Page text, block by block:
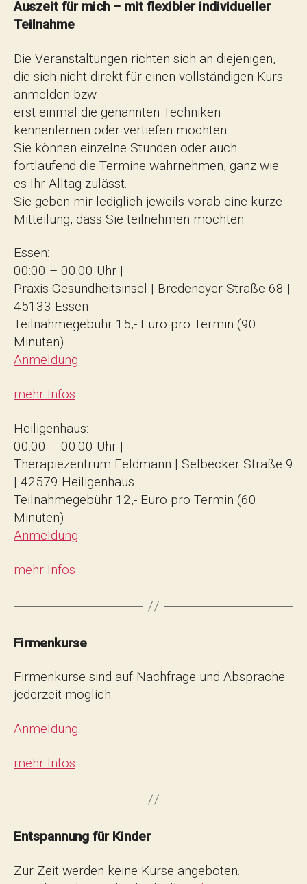
Auszeit für mich – mit flexibler individueller
Teilnahme
Die Veranstaltungen richten sich an diejenigen,
die sich nicht direkt für einen vollständigen Kurs
anmelden bzw.
erst einmal die genannten Techniken
kennenlernen oder vertiefen möchten.
Sie können einzelne Stunden oder auch
fortlaufend die Termine wahrnehmen, ganz wie
es Ihr Alltag zulässt.
Sie geben mir lediglich jeweils vorab eine kurze
Mitteilung, dass Sie teilnehmen möchten.
Essen:
00:00 – 00:00 Uhr |
Praxis Gesundheitsinsel | Bredeneyer Straße 68 |
45133 Essen
Teilnahmegebühr 15,- Euro pro Termin (90
Minuten)
Anmeldung
mehr Infos
Heiligenhaus:
00:00 – 00:00 Uhr |
Therapiezentrum Feldmann | Selbecker Straße 9
| 42579 Heiligenhaus
Teilnahmegebühr 12,- Euro pro Termin (60
Minuten)
Anmeldung
mehr Infos
Firmenkurse
Firmenkurse sind auf Nachfrage und Absprache
jederzeit möglich.
Anmeldung
mehr Infos
Entspannung für Kinder
Zur Zeit werden keine Kurse angeboten.